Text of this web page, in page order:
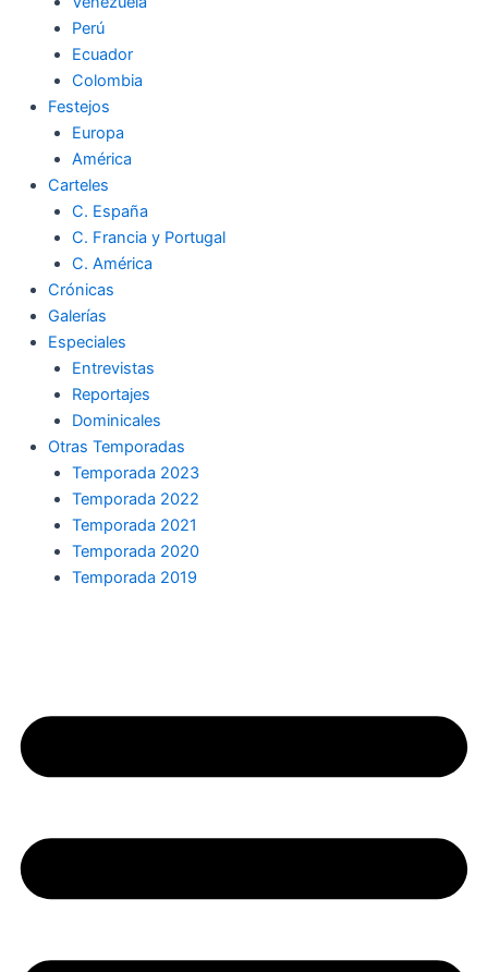
Perú
Ecuador
Colombia
Festejos
Europa
América
Carteles
C. España
C. Francia y Portugal
C. América
Crónicas
Galerías
Especiales
Entrevistas
Reportajes
Dominicales
Otras Temporadas
Temporada 2023
Temporada 2022
Temporada 2021
Temporada 2020
Temporada 2019